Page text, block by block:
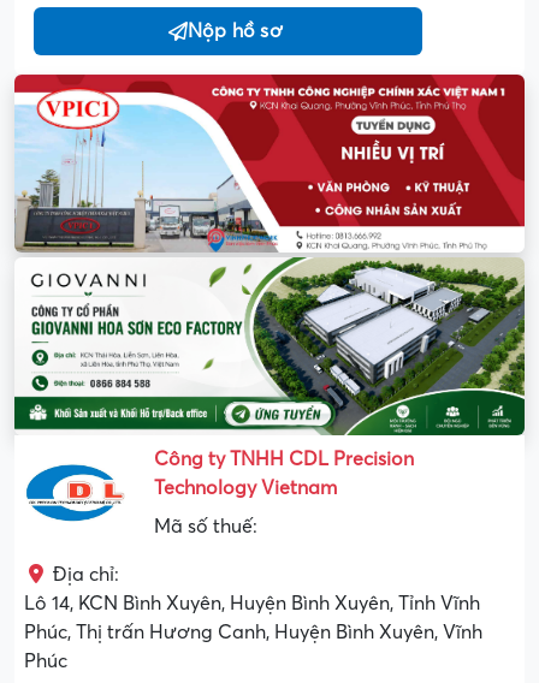
Nộp hồ sơ
Công ty TNHH CDL Precision
Technology Vietnam
Mã số thuế:
Địa chỉ:
Lô 14, KCN Bình Xuyên, Huyện Bình Xuyên, Tỉnh Vĩnh
Phúc, Thị trấn Hương Canh, Huyện Bình Xuyên, Vĩnh
Phúc